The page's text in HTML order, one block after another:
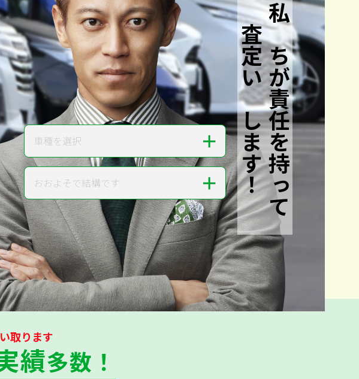
私たちが責任を持って
査定いたします！
定
定いたします
車種を選択 ＋
おおよそで結構です ＋
取ります
績多数！